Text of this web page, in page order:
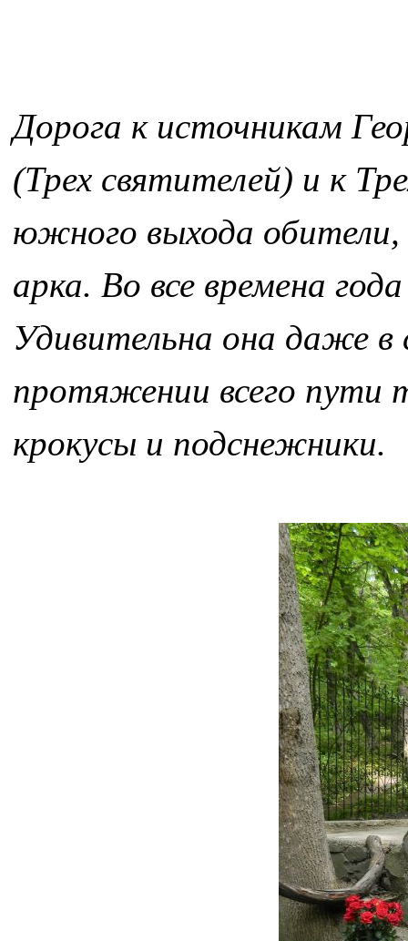
Дорога к источникам
(Трех святителей) и к
южного выхода
арка. Во все времена
Удивительна она даже в
протяжении всего пути
крокусы и подснежники.